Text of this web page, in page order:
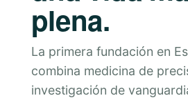
plena.
La primera fundación en
combina medicina de
investigación de